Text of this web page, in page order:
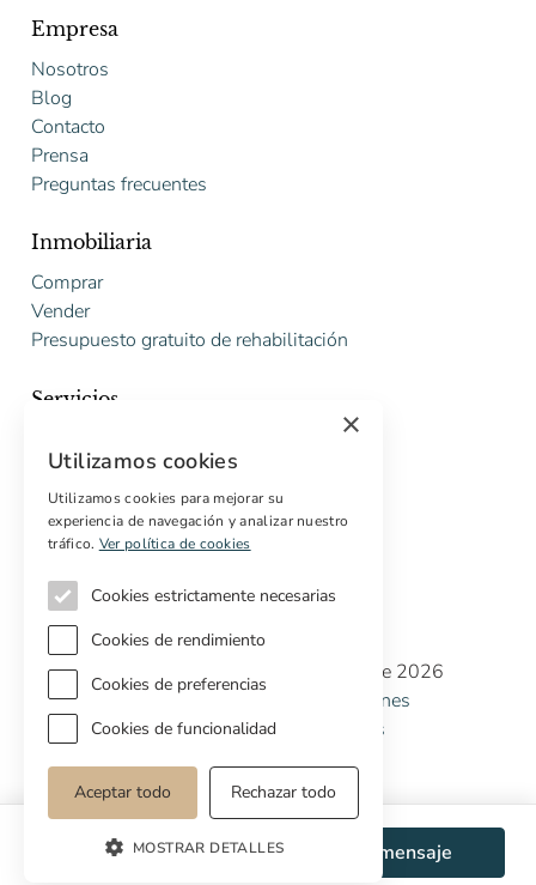
WhatsApp Enviar mensaje
Empresa
Nosotros
Blog
Contacto
Prensa
Preguntas frecuentes
Inmobiliaria
Comprar
Vender
Presupuesto gratuito de rehabilitación
Servicios
Compradores internacionales
Propiedades off-market
Servicios para compradores
Copyright © Cottage Properties Real Estate 2026
Política de Privacidad
Terminos y Condiciones
Política de CookiesPreferencias de cookies
×
Utilizamos cookies
Utilizamos cookies para mejorar su
experiencia de navegación y analizar nuestro
tráfico. Ver política de cookies
Cookies estrictamente necesarias
Cookies de rendimiento
Cookies de preferencias
Cookies de funcionalidad
Aceptar todo Rechazar todo
MOSTRAR DETALLES